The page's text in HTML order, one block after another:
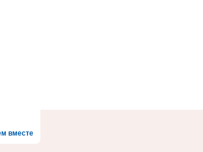
вместе